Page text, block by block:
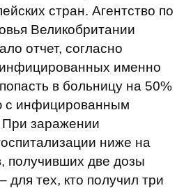
стран. Агентство по
Великобритании
отчет, согласно
именно
в больницу на 50%
с инфицированным
заражении
ниже на
получивших две дозы
для тех, кто получил три